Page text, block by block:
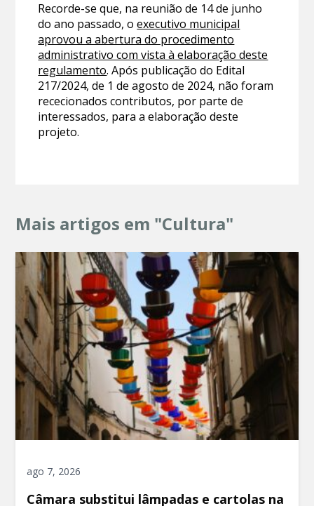
Recorde-se que, na reunião de 14 de junho
do ano passado, oexecutivo municipal
aprovou a abertura do procedimento
administrativo com vista à elaboração deste
regulamento. Após publicação do Edital
217/2024, de 1 de agosto de 2024, não foram
rececionados contributos, por parte de
interessados, para a elaboração deste
projeto.
Mais artigos em "Cultura"
ago 7, 2026
Câmara substitui lâmpadas e cartolas na